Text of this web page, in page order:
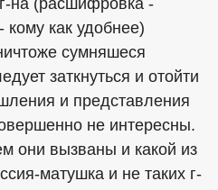
на (расшифровка -
кому как удобнее)
сумняшеся
заткнуться и отойти
и представления
не интересны.
они вызваны и какой из
матушка и не таких г-